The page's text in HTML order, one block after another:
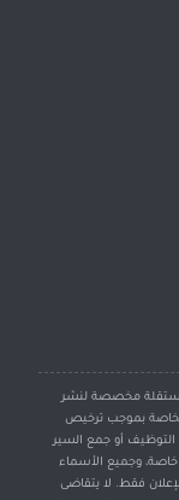
مستقلة مخصصة لنشر
بموجب ترخيص
أو جمع السير
خاصة، وجميع الأسماء
فقط. لا يتقاضى